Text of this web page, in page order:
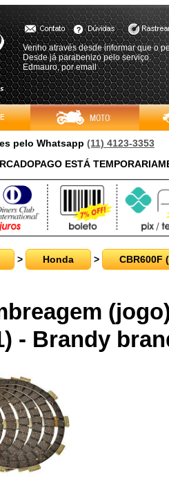
Venho através desde informar que o
Desde já parabenizo pelo serviço.
Edmauro, por email
pelo Whatsapp (11) 4123-3353
ESTÁ
> Honda > CBR600F
- Brandy